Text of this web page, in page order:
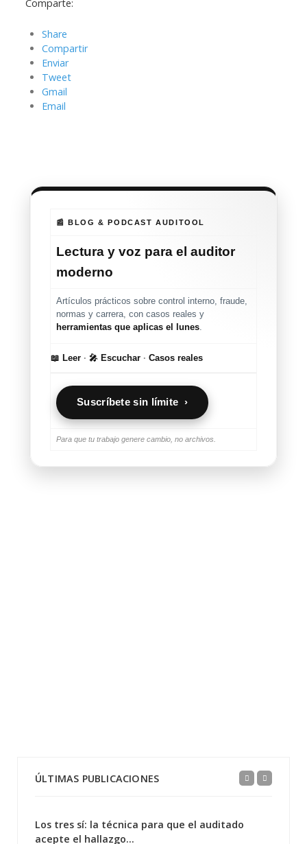
Comparte:
Share
Compartir
Enviar
Tweet
Gmail
Email
📰 BLOG & PODCAST AUDITOOL
Lectura y voz para el auditor
moderno
Artículos prácticos sobre control interno, fraude,
normas y carrera, con casos reales y
herramientas que aplicas el lunes.
📖 Leer · 🎤 Escuchar · Casos reales
Suscríbete sin límite ›
Para que tu trabajo genere cambio, no archivos.
ÚLTIMAS PUBLICACIONES
Los tres sí: la técnica para que el auditado
acepte el hallazgo...